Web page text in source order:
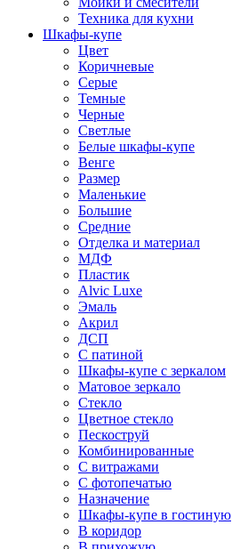
Техника для кухни
Шкафы-купе
Цвет
Коричневые
Серые
Темные
Черные
Светлые
Белые шкафы-купе
Венге
Размер
Маленькие
Большие
Средние
Отделка и материал
МДФ
Пластик
Alvic Luxe
Эмаль
Акрил
ДСП
С патиной
Шкафы-купе с зеркалом
Матовое зеркало
Стекло
Цветное стекло
Пескоструй
Комбинированные
С витражами
С фотопечатью
Назначение
Шкафы-купе в гостиную
В коридор